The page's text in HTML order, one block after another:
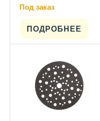
Под заказ
ПОДРОБНЕЕ